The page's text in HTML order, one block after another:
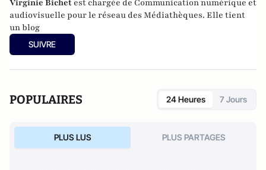
Virginie Bichet est chargée de Communication numérique et
audiovisuelle pour le réseau des Médiathèques. Elle tient
unblog
SUIVRE
POPULAIRES 24 Heures 7 Jours
PLUS LUS PLUS PARTAGES